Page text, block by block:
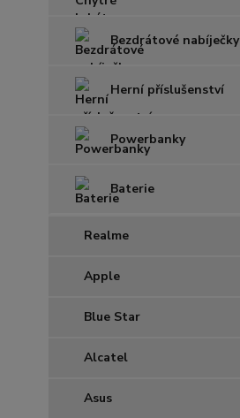
Bezdrátové nabíječky
Herní příslušenství
Powerbanky
Baterie
Realme
Apple
Blue Star
Alcatel
Asus